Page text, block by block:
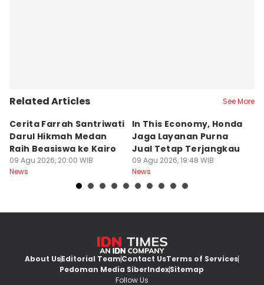
Related Articles See More
Cerita Farrah Santriwati
Darul Hikmah Medan
Raih Beasiswa ke Kairo
09 Agu 2026, 20:00 WIB
News
In This Economy, Honda
Jaga Layanan Purna
Jual Tetap Terjangkau
09 Agu 2026, 19:48 WIB
News
About UsEditorial TeamContact UsTerms of Services
Pedoman Media SiberIndexSitemap
Follow Us